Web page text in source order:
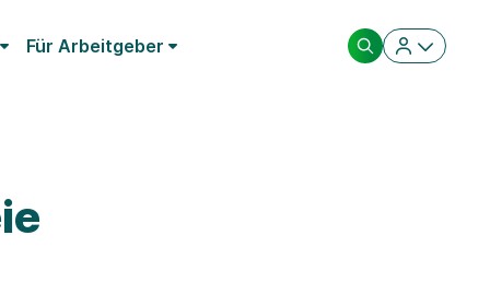
Für Arbeitgeber